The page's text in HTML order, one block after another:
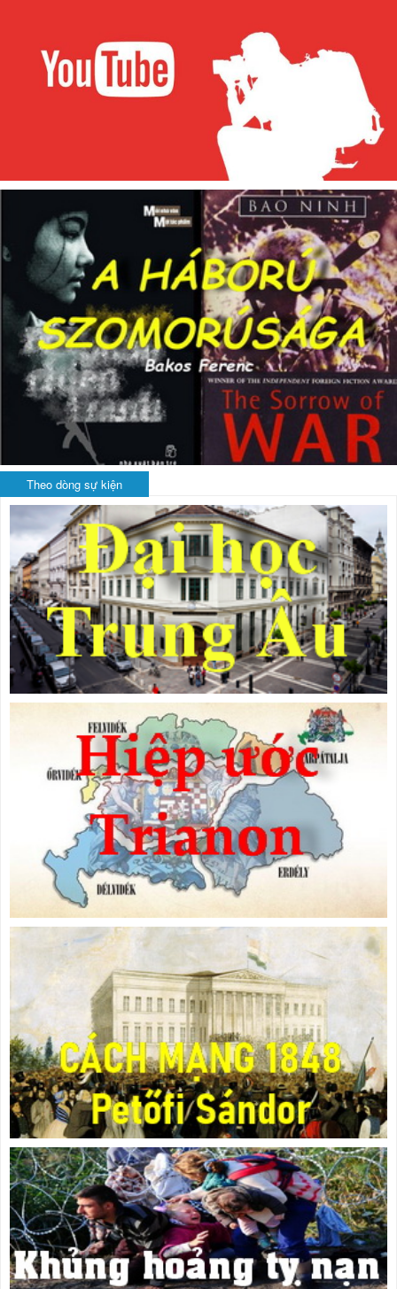
Theo dòng sự kiện